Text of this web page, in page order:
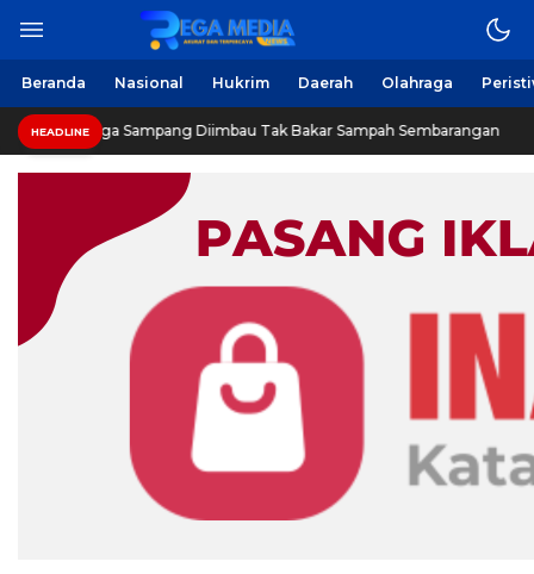
Regamedianews.com
Berita Harian Online
Beranda Nasional Hukrim Daerah Olahraga
HEADLINE
Warga Sampang Diimbau Tak Bakar Sampah Sembarangan